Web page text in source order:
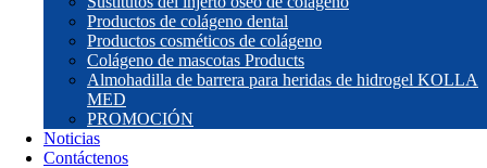
Productos de colágeno dental
Productos cosméticos de colágeno
Colágeno de mascotas Products
Almohadilla de barrera para heridas de hidrogel KOLLA
MED
PROMOCIÓN
Noticias
Contáctenos